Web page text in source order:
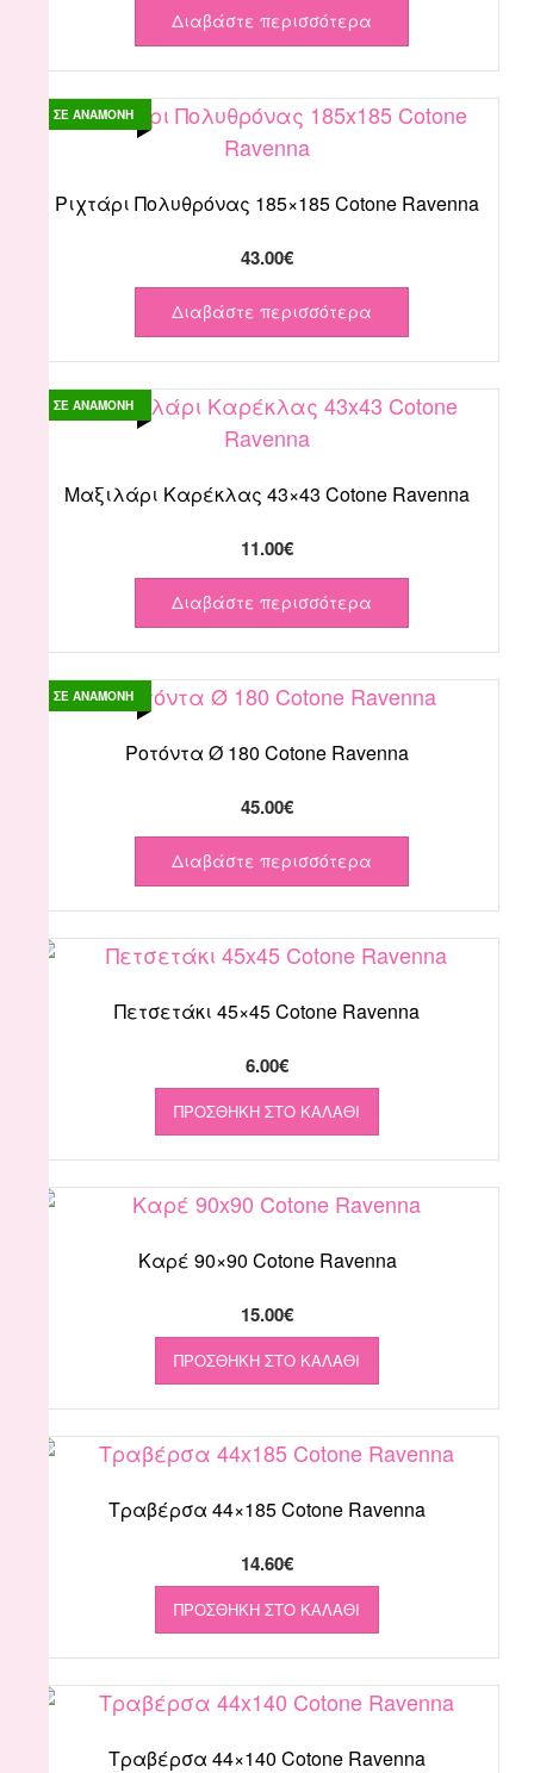
Διαβάστε περισσότερα
ΣΕ ΑΝΑΜΟΝΗ
Ριχτάρι Πολυθρόνας 185×185 Cotone Ravenna
43.00€
Διαβάστε περισσότερα
ΣΕ ΑΝΑΜΟΝΗ
Μαξιλάρι Καρέκλας 43×43 Cotone Ravenna
11.00€
Διαβάστε περισσότερα
ΣΕ ΑΝΑΜΟΝΗ
Ροτόντα Ø 180 Cotone Ravenna
45.00€
Διαβάστε περισσότερα
Πετσετάκι 45×45 Cotone Ravenna
6.00€
ΠΡΟΣΘΉΚΗ ΣΤΟ ΚΑΛΆΘΙ
Καρέ 90×90 Cotone Ravenna
15.00€
ΠΡΟΣΘΉΚΗ ΣΤΟ ΚΑΛΆΘΙ
Τραβέρσα 44×185 Cotone Ravenna
14.60€
ΠΡΟΣΘΉΚΗ ΣΤΟ ΚΑΛΆΘΙ
Τραβέρσα 44×140 Cotone Ravenna